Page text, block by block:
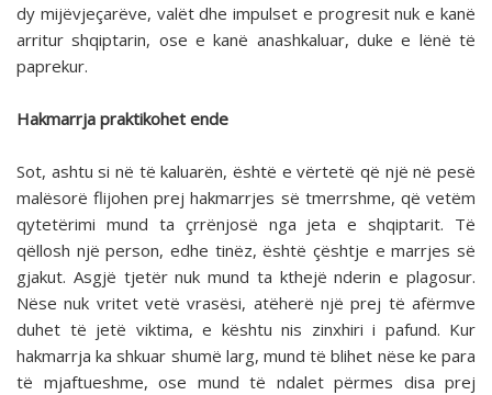
dy mijëvjeçarëve, valët dhe impulset e progresit nuk e kanë
arritur shqiptarin, ose e kanë anashkaluar, duke e lënë të
paprekur.
Hakmarrja praktikohet ende
Sot, ashtu si në të kaluarën, është e vërtetë që një në pesë
malësorë flijohen prej hakmarrjes së tmerrshme, që vetëm
qytetërimi mund ta çrrënjosë nga jeta e shqiptarit. Të
qëllosh një person, edhe tinëz, është çështje e marrjes së
gjakut. Asgjë tjetër nuk mund ta kthejë nderin e plagosur.
Nëse nuk vritet vetë vrasësi, atëherë një prej të afërmve
duhet të jetë viktima, e kështu nis zinxhiri i pafund. Kur
hakmarrja ka shkuar shumë larg, mund të blihet nëse ke para
të mjaftueshme, ose mund të ndalet përmes disa prej